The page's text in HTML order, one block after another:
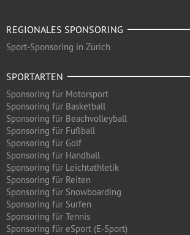
REGIONALES SPONSORING
Sport-Sponsoring in Zürich
SPORTARTEN
Sponsoring für Motorsport
Sponsoring für Basketball
Sponsoring für Beachvolleyball
Sponsoring für Fußball
Sponsoring für Golf
Sponsoring für Handball
Sponsoring für Leichtathletik
Sponsoring für Reiten
Sponsoring für Snowboarding
Sponsoring für Surfen
Sponsoring für Tennis
Sponsoring für eSport (E-Sport)